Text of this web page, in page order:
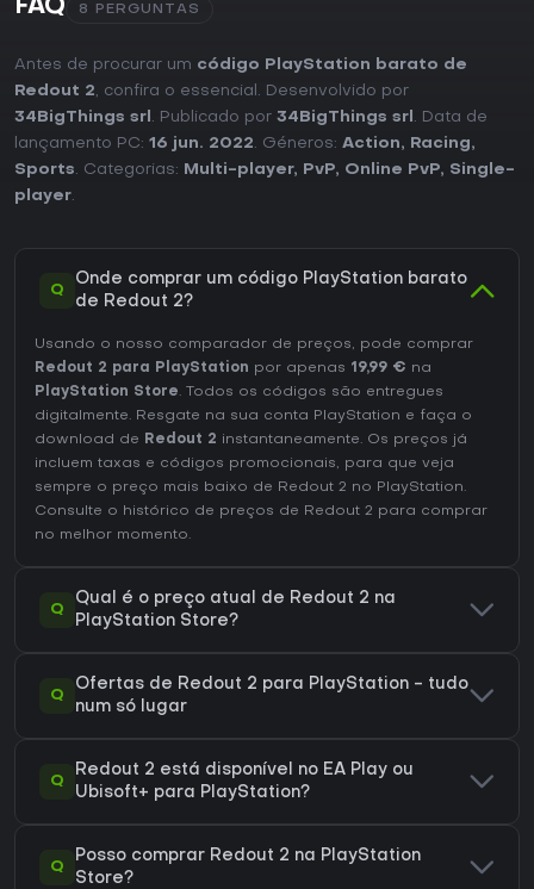
FAQ 8 PERGUNTAS
Antes de procurar um código PlayStation barato de
Redout 2, confira o essencial. Desenvolvido por
34BigThings srl . Publicado por 34BigThings srl . Data de
lançamento PC: 16 jun. 2022. Géneros: Action, Racing,
Sports. Categorias: Multi-player, PvP, Online PvP, Single-
player.
Q
Onde comprar um código PlayStation barato
de Redout 2?
Usando o nosso comparador de preços, pode comprar
Redout 2 para PlayStation por apenas 19,99 € na
PlayStation Store. Todos os códigos são entregues
digitalmente. Resgate na sua conta PlayStation e faça o
download de Redout 2 instantaneamente. Os preços já
incluem taxas e códigos promocionais, para que veja
sempre o preço mais baixo de Redout 2 no PlayStation.
Consulte o histórico de preços de Redout 2 para comprar
no melhor momento.
Q
Qual é o preço atual de Redout 2 na
PlayStation Store?
Q
Ofertas de Redout 2 para PlayStation - tudo
num só lugar
Q
Redout 2 está disponível no EA Play ou
Ubisoft+ para PlayStation?
Q
Posso comprar Redout 2 na PlayStation
Store?